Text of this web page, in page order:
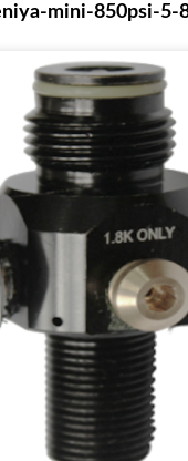
mini-850psi-5-